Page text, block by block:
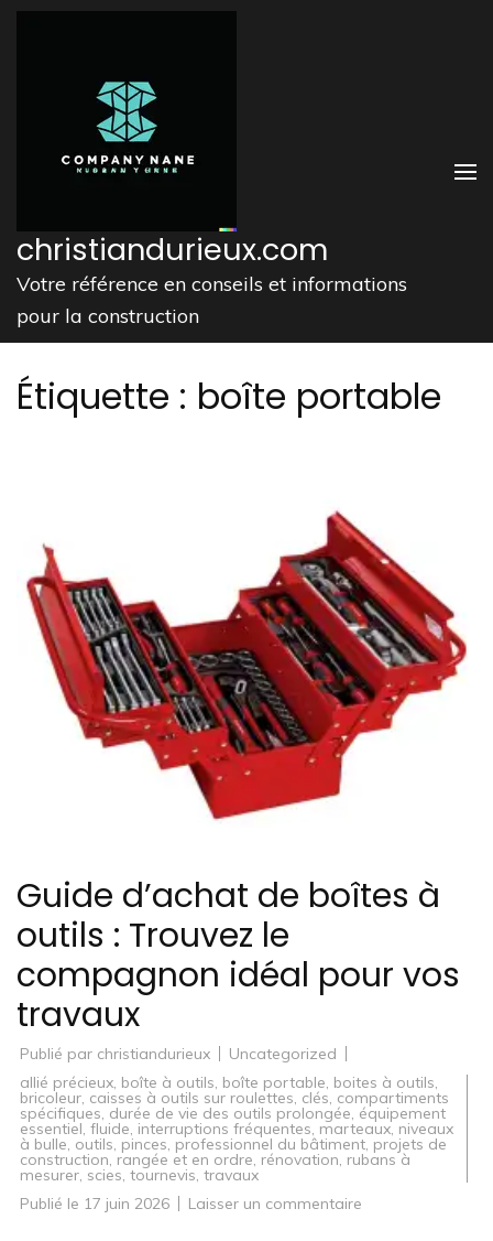
Aller
christiandurieux.com
Votre référence en conseils et informations
pour la construction
Étiquette : boîte portable
Guide d’achat de boîtes à
outils : Trouvez le
compagnon idéal pour vos
travaux
Publié par christiandurieux
Uncategorized
allié précieux, boîte à outils, boîte portable, boites à outils,
bricoleur, caisses à outils sur roulettes, clés, compartiments
spécifiques, durée de vie des outils prolongée, équipement
essentiel, fluide, interruptions fréquentes, marteaux, niveaux
à bulle, outils, pinces, professionnel du bâtiment, projets de
construction, rangée et en ordre, rénovation, rubans à
mesurer, scies, tournevis, travaux
Publié le 17 juin 2026 Laisser un commentaire